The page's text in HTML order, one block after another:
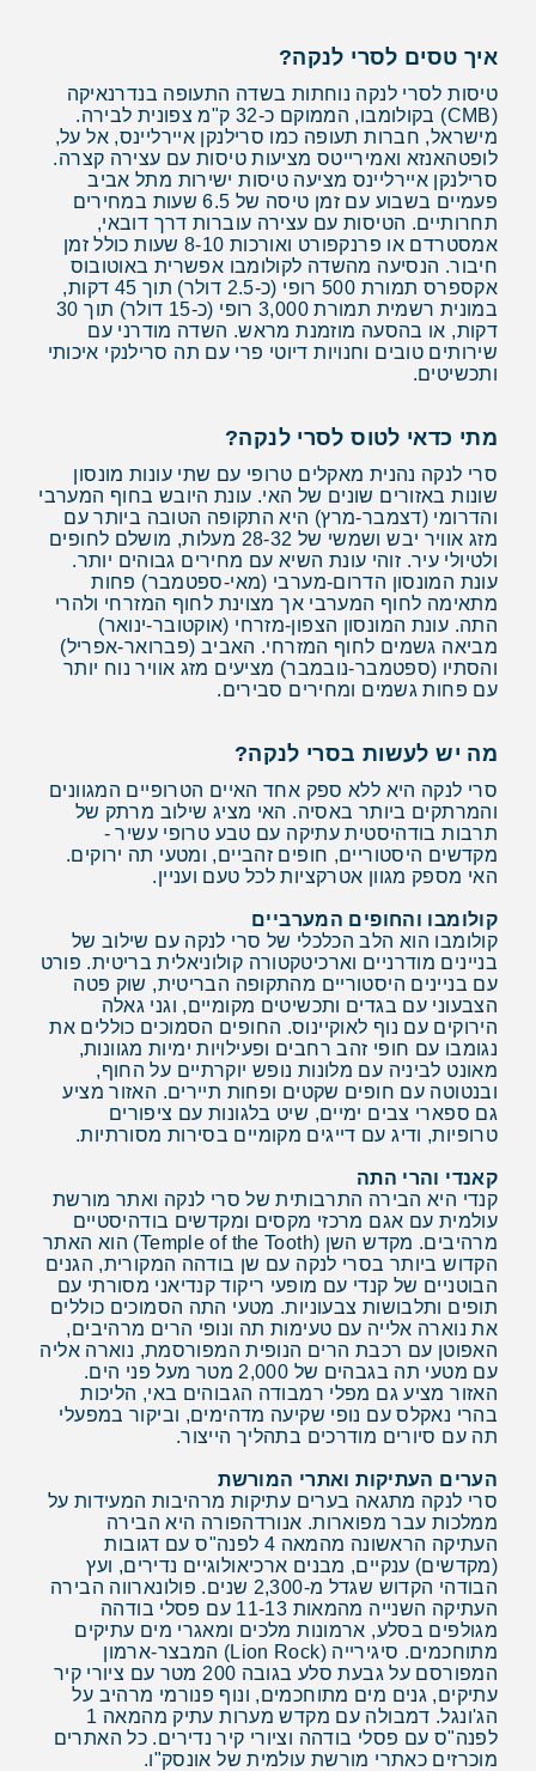
איך טסים לסרי לנקה?
טיסות לסרי לנקה נוחתות בשדה התעופה בנדרנאיקה
(CMB) בקולומבו, הממוקם כ-32 ק"מ צפונית לבירה.
מישראל, חברות תעופה כמו סרילנקן איירליינס, אל על,
לופטהאנזא ואמירייטס מציעות טיסות עם עצירה קצרה.
סרילנקן איירליינס מציעה טיסות ישירות מתל אביב
פעמיים בשבוע עם זמן טיסה של 6.5 שעות במחירים
תחרותיים. הטיסות עם עצירה עוברות דרך דובאי,
אמסטרדם או פרנקפורט ואורכות 8-10 שעות כולל זמן
חיבור. הנסיעה מהשדה לקולומבו אפשרית באוטובוס
אקספרס תמורת 500 רופי (כ-2.5 דולר) תוך 45 דקות,
במונית רשמית תמורת 3,000 רופי (כ-15 דולר) תוך 30
דקות, או בהסעה מוזמנת מראש. השדה מודרני עם
שירותים טובים וחנויות דיוטי פרי עם תה סרילנקי איכותי
ותכשיטים.
מתי כדאי לטוס לסרי לנקה?
סרי לנקה נהנית מאקלים טרופי עם שתי עונות מונסון
שונות באזורים שונים של האי. עונת היובש בחוף המערבי
והדרומי (דצמבר-מרץ) היא התקופה הטובה ביותר עם
מזג אוויר יבש ושמשי של 28-32 מעלות, מושלם לחופים
ולטיולי עיר. זוהי עונת השיא עם מחירים גבוהים יותר.
עונת המונסון הדרום-מערבי (מאי-ספטמבר) פחות
מתאימה לחוף המערבי אך מצוינת לחוף המזרחי ולהרי
התה. עונת המונסון הצפון-מזרחי (אוקטובר-ינואר)
מביאה גשמים לחוף המזרחי. האביב (פברואר-אפריל)
והסתיו (ספטמבר-נובמבר) מציעים מזג אוויר נוח יותר
עם פחות גשמים ומחירים סבירים.
מה יש לעשות בסרי לנקה?
סרי לנקה היא ללא ספק אחד האיים הטרופיים המגוונים
והמרתקים ביותר באסיה. האי מציג שילוב מרתק של
תרבות בודהיסטית עתיקה עם טבע טרופי עשיר -
מקדשים היסטוריים, חופים זהביים, ומטעי תה ירוקים.
האי מספק מגוון אטרקציות לכל טעם ועניין.
קולומבו והחופים המערביים
קולומבו הוא הלב הכלכלי של סרי לנקה עם שילוב של
בניינים מודרניים וארכיטקטורה קולוניאלית בריטית. פורט
עם בניינים היסטוריים מהתקופה הבריטית, שוק פטה
הצבעוני עם בגדים ותכשיטים מקומיים, וגני גאלה
הירוקים עם נוף לאוקיינוס. החופים הסמוכים כוללים את
נגומבו עם חופי זהב רחבים ופעילויות ימיות מגוונות,
מאונט לביניה עם מלונות נופש יוקרתיים על החוף,
ובנטוטה עם חופים שקטים ופחות תיירים. האזור מציע
גם ספארי צבים ימיים, שיט בלגונות עם ציפורים
טרופיות, ודיג עם דייגים מקומיים בסירות מסורתיות.
קאנדי והרי התה
קנדי היא הבירה התרבותית של סרי לנקה ואתר מורשת
עולמית עם אגם מרכזי מקסים ומקדשים בודהיסטיים
מרהיבים. מקדש השן (Temple of the Tooth) הוא האתר
הקדוש ביותר בסרי לנקה עם שן בודהה המקורית, הגנים
הבוטניים של קנדי עם מופעי ריקוד קנדיאני מסורתי עם
תופים ותלבושות צבעוניות. מטעי התה הסמוכים כוללים
את נוארה אלייה עם טעימות תה ונופי הרים מרהיבים,
האפוטן עם רכבת הרים הנופית המפורסמת, נוארה אליה
עם מטעי תה בגבהים של 2,000 מטר מעל פני הים.
האזור מציע גם מפלי רמבודה הגבוהים באי, הליכות
בהרי נאקלס עם נופי שקיעה מדהימים, וביקור במפעלי
תה עם סיורים מודרכים בתהליך הייצור.
הערים העתיקות ואתרי המורשת
סרי לנקה מתגאה בערים עתיקות מרהיבות המעידות על
ממלכות עבר מפוארות. אנורדהפורה היא הבירה
העתיקה הראשונה מהמאה 4 לפנה"ס עם דגובות
(מקדשים) ענקיים, מבנים ארכיאולוגיים נדירים, ועץ
הבודהי הקדוש שגדל מ-2,300 שנים. פולונארווה הבירה
העתיקה השנייה מהמאות 11-13 עם פסלי בודהה
מגולפים בסלע, ארמונות מלכים ומאגרי מים עתיקים
מתוחכמים. סיגירייה (Lion Rock) המבצר-ארמון
המפורסם על גבעת סלע בגובה 200 מטר עם ציורי קיר
עתיקים, גנים מים מתוחכמים, ונוף פנורמי מרהיב על
הג'ונגל. דמבולה עם מקדש מערות עתיק מהמאה 1
לפנה"ס עם פסלי בודהה וציורי קיר נדירים. כל האתרים
מוכרזים כאתרי מורשת עולמית של אונסק"ו.